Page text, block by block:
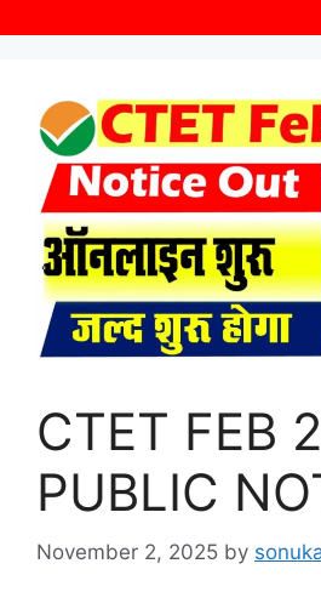
CTET FEB
PUBLIC
November 2, 2025 by